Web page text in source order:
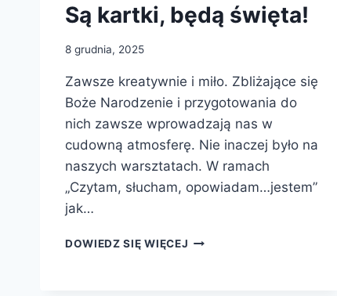
Są kartki, będą święta!
8 grudnia, 2025
Zawsze kreatywnie i miło. Zbliżające się
Boże Narodzenie i przygotowania do
nich zawsze wprowadzają nas w
cudowną atmosferę. Nie inaczej było na
naszych warsztatach. W ramach
„Czytam, słucham, opowiadam…jestem”
jak…
DOWIEDZ SIĘ WIĘCEJ SĄ